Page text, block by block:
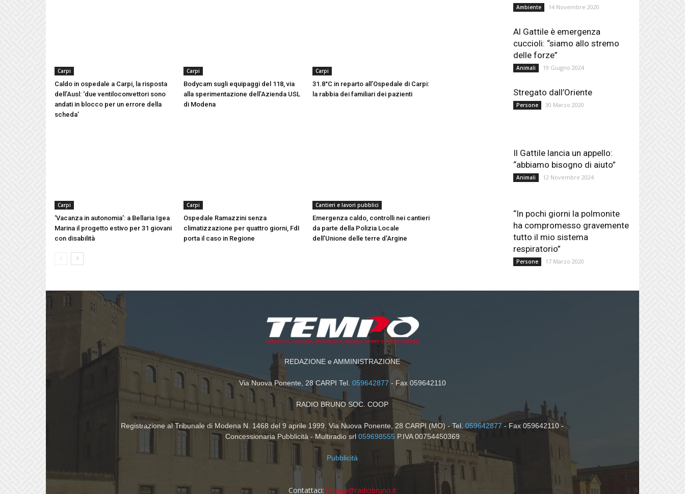
Carpi
Caldo in ospedale a Carpi, la risposta
dell’Ausl: ‘due ventiloconvettori sono
andati in blocco per un errore della
scheda’
Carpi
Bodycam sugli equipaggi del 118, via
alla sperimentazione dell’Azienda USL
di Modena
Carpi
31.8°C in reparto all’Ospedale di Carpi:
la rabbia dei familiari dei pazienti
Carpi
‘Vacanza in autonomia’: a Bellaria Igea
Marina il progetto estivo per 31 giovani
con disabilità
Carpi
Ospedale Ramazzini senza
climatizzazione per quattro giorni, FdI
porta il caso in Regione
Cantieri e lavori pubblici
Emergenza caldo, controlli nei cantieri
da parte della Polizia Locale
dell’Unione delle terre d’Argine
Ambiente 14 Novembre 2020
Al Gattile è emergenza
cuccioli: “siamo allo stremo
delle forze”
Animali 19 Giugno 2024
Stregato dall’Oriente
Persone 30 Marzo 2020
Il Gattile lancia un appello:
“abbiamo bisogno di aiuto”
Animali 12 Novembre 2024
“In pochi giorni la polmonite
ha compromesso gravemente
tutto il mio sistema
respiratorio”
Persone 17 Marzo 2020
REDAZIONE e AMMINISTRAZIONE
Via Nuova Ponente, 28 CARPI Tel. 059642877 - Fax 059642110
RADIO BRUNO SOC. COOP
Registrazione al Tribunale di Modena N. 1468 del 9 aprile 1999. Via Nuova Ponente, 28 CARPI (MO) - Tel.059642877 - Fax 059642110 -
Concessionaria Pubblicità - Multiradio srl 059698555P.IVA 00754450369
Pubblicità
Contattaci: tempo@radiobruno.it